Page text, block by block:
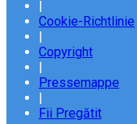
|
Cookie-Richtlinie
|
Copyright
|
Pressemappe
|
Fii Pregătit